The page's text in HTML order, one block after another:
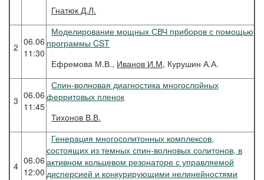
Гнатюк Д.Л.
2 06.06
11:30
Моделирование мощных СВЧ приборов с помощью
программы CST
Ефремова М.В., Иванов И.М, Курушин А.А.
3 06.06
11:45
Спин-волновая диагностика многослойных
ферритовых пленок
Тихонов В.В.
4 06.06
12:00
Генерация многосолитонных комплексов,
состоящих из темных спин-волновых солитонов, в
активном кольцевом резонаторе с управляемой
дисперсией и конкурирующими нелинейностями